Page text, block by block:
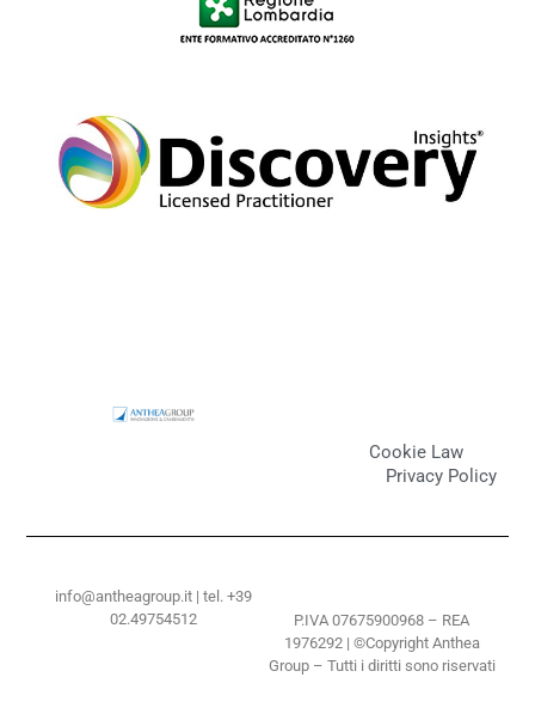
Cookie Law
Privacy Policy
info@antheagroup.it | tel. +39
02.49754512
P.IVA 07675900968 – REA
1976292 | ©Copyright Anthea
Group – Tutti i diritti sono riservati